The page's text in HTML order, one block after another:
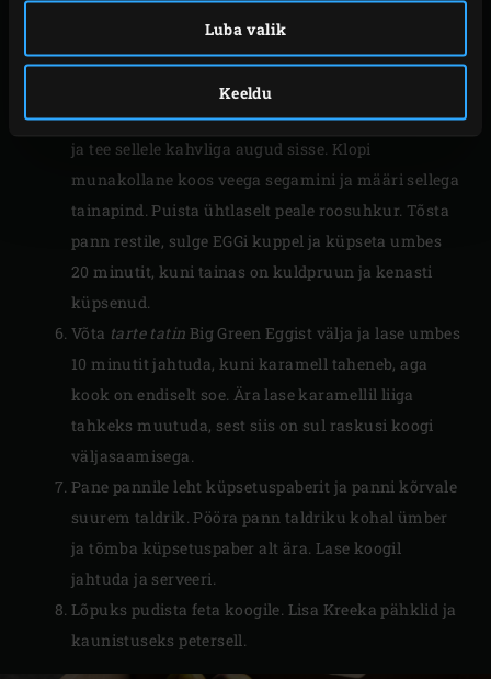
Luba valik
Keeldu
ühtlaselt panni põhjale ja pane nendele viigimarjad,
lõikepool all.
Rulli lehttainas õhukeseks, nii et see kataks
kenasti panni viigimarjadega. Tõsta tainas pannile
ja tee sellele kahvliga augud sisse. Klopi
munakollane koos veega segamini ja määri sellega
tainapind. Puista ühtlaselt peale roosuhkur. Tõsta
pann restile, sulge EGGi kuppel ja küpseta umbes
20 minutit, kuni tainas on kuldpruun ja kenasti
küpsenud.
Võta tarte tatin Big Green Eggist välja ja lase umbes
10 minutit jahtuda, kuni karamell taheneb, aga
kook on endiselt soe. Ära lase karamellil liiga
tahkeks muutuda, sest siis on sul raskusi koogi
väljasaamisega.
Pane pannile leht küpsetuspaberit ja panni kõrvale
suurem taldrik. Pööra pann taldriku kohal ümber
ja tõmba küpsetuspaber alt ära. Lase koogil
jahtuda ja serveeri.
Lõpuks pudista feta koogile. Lisa Kreeka pähklid ja
kaunistuseks petersell.